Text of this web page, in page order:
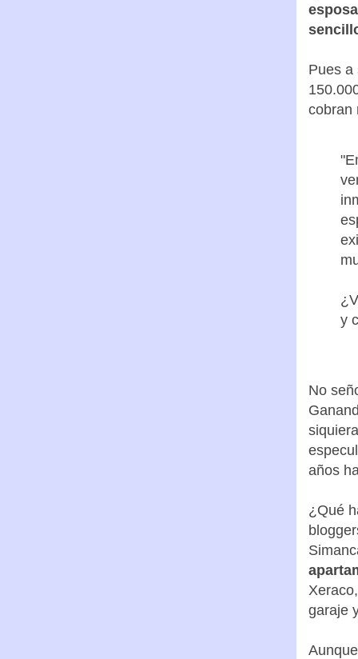
Pues a
cobran
y
No
años
¿Qué
garaje